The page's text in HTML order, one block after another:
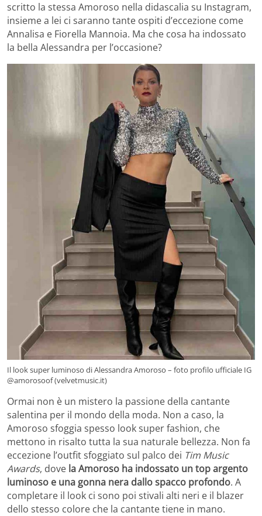
scritto la stessa Amoroso nella didascalia su Instagram,
insieme a lei ci saranno tante ospiti d’eccezione come
Annalisa e Fiorella Mannoia. Ma che cosa ha indossato
la bella Alessandra per l’occasione?
Il look super luminoso di Alessandra Amoroso – foto profilo ufficiale IG
@amorosoof (velvetmusic.it)
Ormai non è un mistero la passione della cantante
salentina per il mondo della moda. Non a caso, la
Amoroso sfoggia spesso look super fashion, che
mettono in risalto tutta la sua naturale bellezza. Non fa
eccezione l’outfit sfoggiato sul palco dei Tim Music
Awards, dove la Amoroso ha indossato un top argento
luminoso e una gonna nera dallo spacco profondo. A
completare il look ci sono poi stivali alti neri e il blazer
dello stesso colore che la cantante tiene in mano.